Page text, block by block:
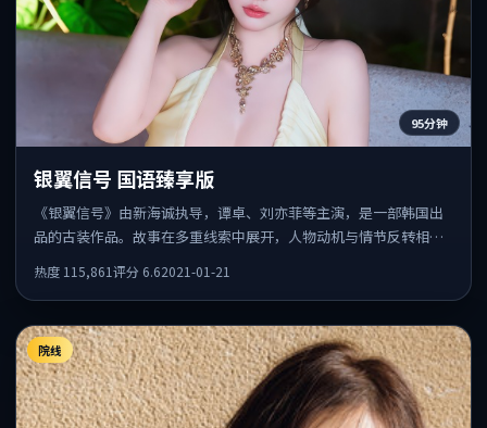
95分钟
银翼信号 国语臻享版
《银翼信号》由新海诚执导，谭卓、刘亦菲等主演，是一部韩国出
品的古装作品。故事在多重线索中展开，人物动机与情节反转相互
热度 115,861评分 6.62021-01-21
院线